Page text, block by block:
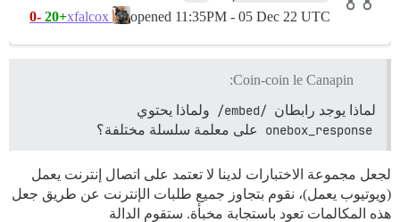
opened 11:35PM - 05 Dec 22 UTC
+20
-0
Coin-coin le Canapin:
لماذا يوجد رابطان /embed/ ولماذا يحتوي
onebox_response على معلمة سلسلة مختلفة؟
لجعل مجموعة الاختبارات لدينا لا تعتمد على اتصال إنترنت يعمل
(ويوتيوب يعمل)، نقوم بتجاوز جميع طلبات الإنترنت عن طريق جعل
هذه المكالمات تعود باستجابة مخبأة. ستقوم الدالة